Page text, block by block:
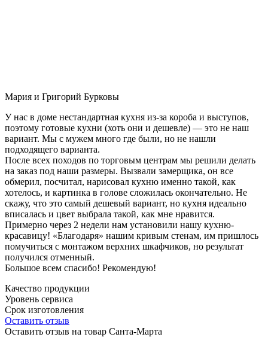
Мария и Григорий Бурковы
У нас в доме нестандартная кухня из-за короба и выступов,
поэтому готовые кухни (хоть они и дешевле) — это не наш
вариант. Мы с мужем много где были, но не нашли
подходящего варианта.
После всех походов по торговым центрам мы решили делать
на заказ под наши размеры. Вызвали замерщика, он все
обмерил, посчитал, нарисовал кухню именно такой, как
хотелось, и картинка в голове сложилась окончательно. Не
скажу, что это самый дешевый вариант, но кухня идеально
вписалась и цвет выбрала такой, как мне нравится.
Примерно через 2 недели нам установили нашу кухню-
красавицу! «Благодаря» нашим кривым стенам, им пришлось
помучиться с монтажом верхних шкафчиков, но результат
получился отменный.
Большое всем спасибо! Рекомендую!
Качество продукции
Уровень сервиса
Срок изготовления
Оставить отзыв
Оставить отзыв на товар Санта-Марта